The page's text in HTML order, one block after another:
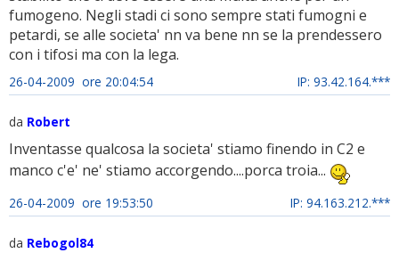
fumogeno. Negli stadi ci sono sempre stati fumogni e
petardi, se alle societa' nn va bene nn se la prendessero
con i tifosi ma con la lega.
26-04-2009 ore 20:04:54 IP: 93.42.164.***
da Robert
Inventasse qualcosa la societa' stiamo finendo in C2 e
manco c'e' ne' stiamo accorgendo....porca troia...
26-04-2009 ore 19:53:50 IP: 94.163.212.***
da Rebogol84